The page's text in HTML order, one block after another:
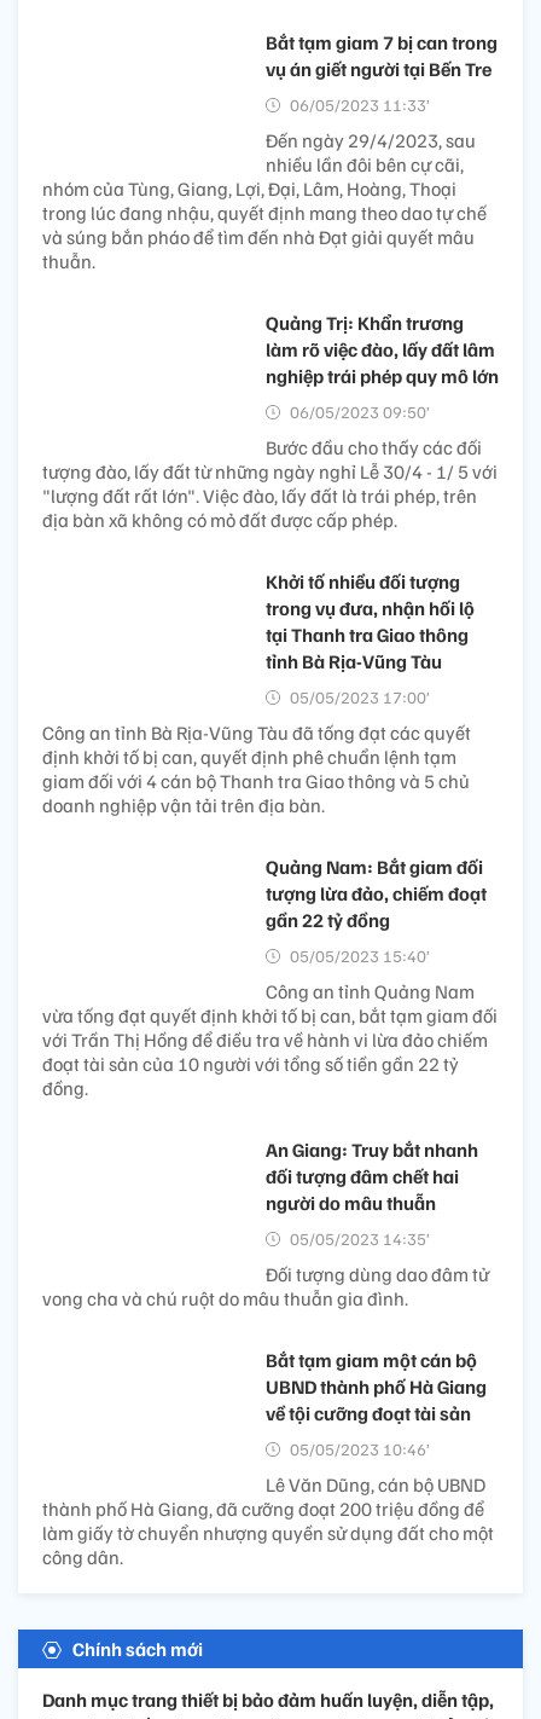
Bắt tạm giam 7 bị can trong
vụ án giết người tại Bến Tre
06/05/2023 11:33’
Đến ngày 29/4/2023, sau
nhiều lần đôi bên cự cãi,
nhóm của Tùng, Giang, Lợi, Đại, Lâm, Hoàng, Thoại
trong lúc đang nhậu, quyết định mang theo dao tự chế
và súng bắn pháo để tìm đến nhà Đạt giải quyết mâu
thuẫn.
Quảng Trị: Khẩn trương
làm rõ việc đào, lấy đất lâm
nghiệp trái phép quy mô lớn
06/05/2023 09:50’
Bước đầu cho thấy các đối
tượng đào, lấy đất từ những ngày nghỉ Lễ 30/4 - 1/ 5 với
"lượng đất rất lớn". Việc đào, lấy đất là trái phép, trên
địa bàn xã không có mỏ đất được cấp phép.
Khởi tố nhiều đối tượng
trong vụ đưa, nhận hối lộ
tại Thanh tra Giao thông
tỉnh Bà Rịa-Vũng Tàu
05/05/2023 17:00’
Công an tỉnh Bà Rịa-Vũng Tàu đã tống đạt các quyết
định khởi tố bị can, quyết định phê chuẩn lệnh tạm
giam đối với 4 cán bộ Thanh tra Giao thông và 5 chủ
doanh nghiệp vận tải trên địa bàn.
Quảng Nam: Bắt giam đối
tượng lừa đảo, chiếm đoạt
gần 22 tỷ đồng
05/05/2023 15:40’
Công an tỉnh Quảng Nam
vừa tống đạt quyết định khởi tố bị can, bắt tạm giam đối
với Trần Thị Hồng để điều tra về hành vi lừa đảo chiếm
đoạt tài sản của 10 người với tổng số tiền gần 22 tỷ
đồng.
An Giang: Truy bắt nhanh
đối tượng đâm chết hai
người do mâu thuẫn
05/05/2023 14:35’
Đối tượng dùng dao đâm tử
vong cha và chú ruột do mâu thuẫn gia đình.
Bắt tạm giam một cán bộ
UBND thành phố Hà Giang
về tội cưỡng đoạt tài sản
05/05/2023 10:46’
Lê Văn Dũng, cán bộ UBND
thành phố Hà Giang, đã cưỡng đoạt 200 triệu đồng để
làm giấy tờ chuyển nhượng quyền sử dụng đất cho một
công dân.
Chính sách mới
Danh mục trang thiết bị bảo đảm huấn luyện, diễn tập,